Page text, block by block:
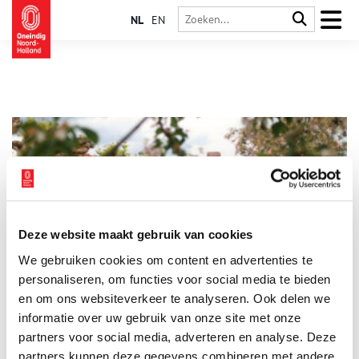
Deze website maakt gebruik van cookies
We gebruiken cookies om content en advertenties te
personaliseren, om functies voor social media te bieden
en om ons websiteverkeer te analyseren. Ook delen we
informatie over uw gebruik van onze site met onze
partners voor social media, adverteren en analyse. Deze
partners kunnen deze gegevens combineren met andere
NL EN
de Amsterdamse School
In Haarlem-Noord, op een klein pleintje, in een rustig buurtje
staat een zuil. Het is een opmerkelijk monumentaal bouwwerk
van rode baksteen met in de top vier even opmerkelijke
beelden. De beelden werden gemaakt door de Haarlemse
beeldhouwer Hendrik van den Eijnde. Zijn naam is wellicht
niet zo bekend, maar veel mensen zullen zijn beelden op